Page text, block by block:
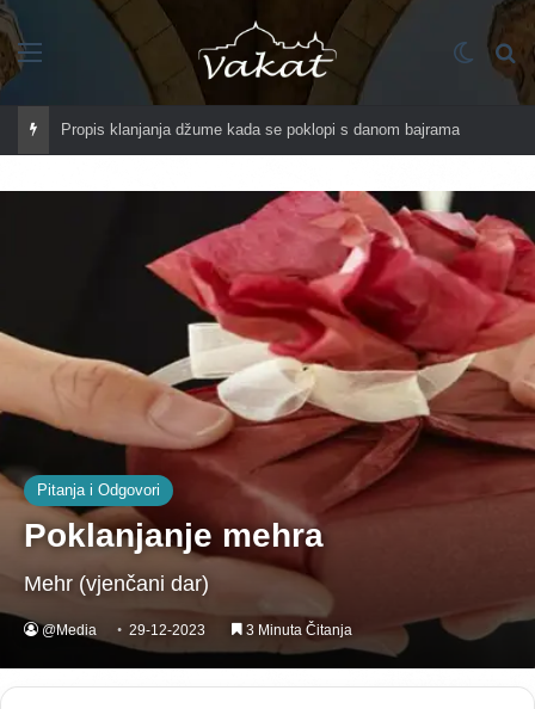
Propis klanjanja džume kada se poklopi s danom bajrama
Pitanja i Odgovori
Poklanjanje mehra
Mehr (vjenčani dar)
@Media 29-12-2023 3 Minuta Čitanja